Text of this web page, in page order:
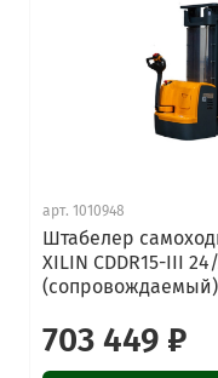
арт.1010948
Штабелер
XILIN CDDR15-III
(сопровождаемый)
703 449 ₽